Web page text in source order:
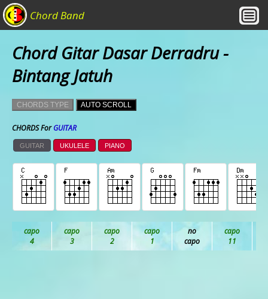
Chord Band
Chord Gitar Dasar Derradru -
Bintang Jatuh
CHORDS TYPE AUTO SCROLL
CHORDS ForGUITAR
GUITAR UKULELE PIANO